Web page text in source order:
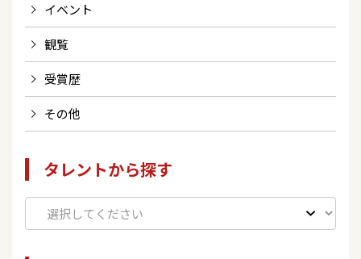
イベント
観覧
受賞歴
その他
タレントから探す